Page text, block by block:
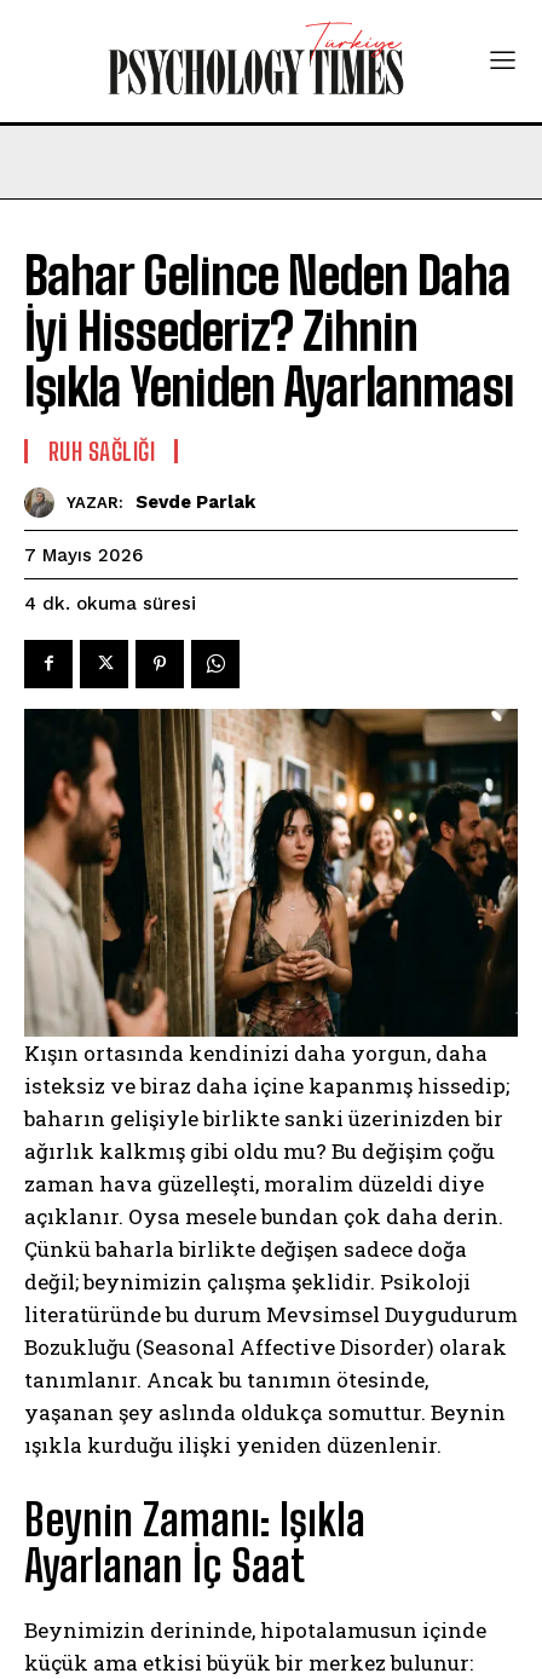
Bahar Gelince Neden Daha
İyi Hissederiz? Zihnin
Işıkla Yeniden Ayarlanması
⁠RUH SAĞLIĞI
YAZAR: Sevde Parlak
7 Mayıs 2026
4 dk. okuma süresi
Kışın ortasında kendinizi daha yorgun, daha
isteksiz ve biraz daha içine kapanmış hissedip;
baharın gelişiyle birlikte sanki üzerinizden bir
ağırlık kalkmış gibi oldu mu? Bu değişim çoğu
zaman hava güzelleşti, moralim düzeldi diye
açıklanır. Oysa mesele bundan çok daha derin.
Çünkü baharla birlikte değişen sadece doğa
değil; beynimizin çalışma şeklidir. Psikoloji
literatüründe bu durum Mevsimsel Duygudurum
Bozukluğu (Seasonal Affective Disorder) olarak
tanımlanır. Ancak bu tanımın ötesinde,
yaşanan şey aslında oldukça somuttur. Beynin
ışıkla kurduğu ilişki yeniden düzenlenir.
Beynin Zamanı: Işıkla
Ayarlanan İç Saat
Beynimizin derininde, hipotalamusun içinde
küçük ama etkisi büyük bir merkez bulunur: